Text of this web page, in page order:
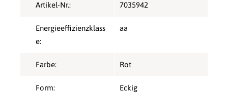
Artikel-Nr.: 7035942
Energieeffizienzklass
e:
aa
Farbe: Rot
Form: Eckig